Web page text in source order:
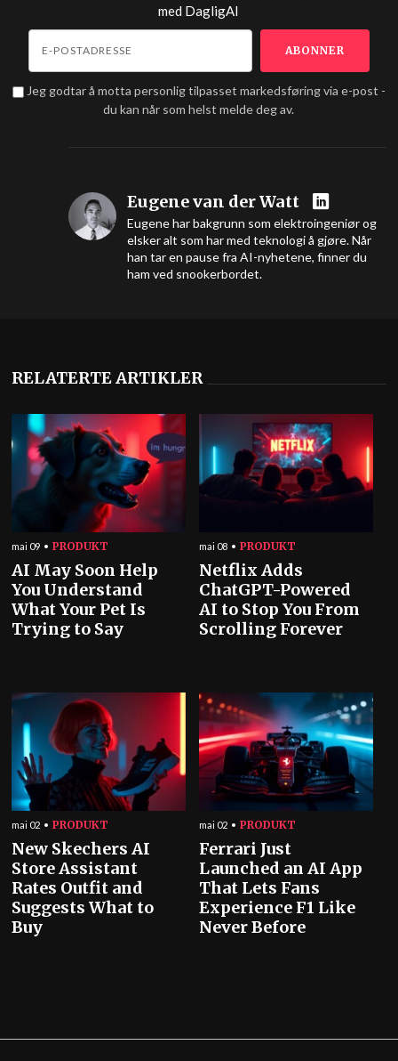
med DagligAI
Jeg godtar å motta personlig tilpasset markedsføring via e-post -
du kan når som helst melde deg av.
Eugene van der Watt
Eugene har bakgrunn som elektroingeniør og
elsker alt som har med teknologi å gjøre. Når
han tar en pause fra AI-nyhetene, finner du
ham ved snookerbordet.
RELATERTE ARTIKLER
mai 09 PRODUKT
AI May Soon Help
You Understand
What Your Pet Is
Trying to Say
mai 08 PRODUKT
Netflix Adds
ChatGPT-Powered
AI to Stop You From
Scrolling Forever
mai 02 PRODUKT
New Skechers AI
Store Assistant
Rates Outfit and
Suggests What to
Buy
mai 02 PRODUKT
Ferrari Just
Launched an AI App
That Lets Fans
Experience F1 Like
Never Before